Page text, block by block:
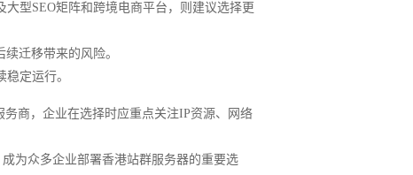
型SEO矩阵和跨境电商平台，则建议选择更
迁移带来的风险。
定运行。
商，企业在选择时应重点关注IP资源、网络
为众多企业部署香港站群服务器的重要选